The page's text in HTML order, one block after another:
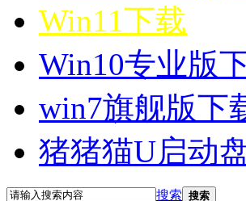
Win11下载
Win10专业版
win7旗舰版下
猪猪猫U启动
搜索 搜索